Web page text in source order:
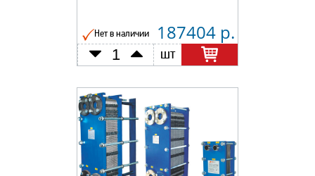
Нет в наличии 187404 р.
шт